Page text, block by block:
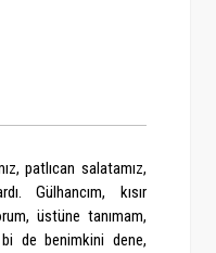
patlıcan salatamız,
Gülhancım, kısır
üstüne tanımam,
de benimkini dene,